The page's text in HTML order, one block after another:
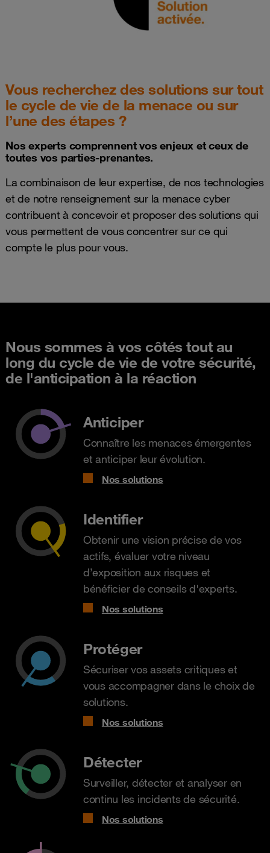
Vous recherchez des solutions sur tout
le cycle de vie de la menace ou sur
l’une des étapes ?
Nos experts comprennent vos enjeux et ceux de
toutes vos parties-prenantes.
La combinaison de leur expertise, de nos technologies
et de notre renseignement sur la menace cyber
contribuent à concevoir et proposer des solutions qui
vous permettent de vous concentrer sur ce qui
compte le plus pour vous.
Nous sommes à vos côtés tout au
long du cycle de vie de votre sécurité,
de l'anticipation à la réaction
Anticiper
Connaître les menaces émergentes
et anticiper leur évolution.
Nos solutions
Identifier
Obtenir une vision précise de vos
actifs, évaluer votre niveau
d’exposition aux risques et
bénéficier de conseils d'experts.
Nos solutions
Protéger
Sécuriser vos assets critiques et
vous accompagner dans le choix de
solutions.
Nos solutions
Détecter
Surveiller, détecter et analyser en
continu les incidents de sécurité.
Nos solutions